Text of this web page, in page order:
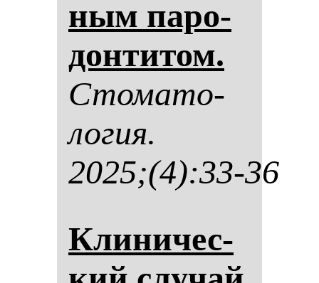
ным па­ро­
дон­ти­том.
Сто­ма­то­
ло­гия.
2025;(4):33-36
Кли­ни­чес­